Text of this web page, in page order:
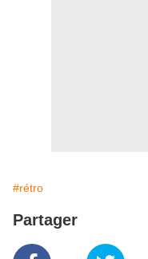
#rétro
Partager